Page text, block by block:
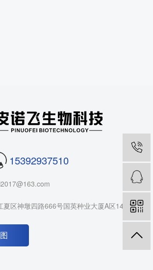
15392937510
区神墩四路666号国英种业大厦A区14F